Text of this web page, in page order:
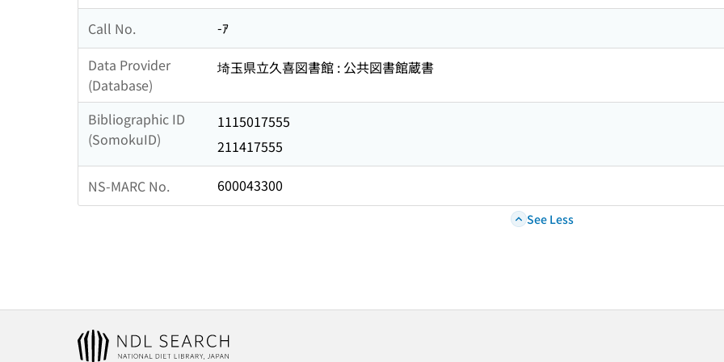
Call No.
-ｱ
Data Provider
(Database)
埼玉県立久喜図書館 : 公共図書館蔵書
Bibliographic ID
(SomokuID)
1115017555
211417555
NS-MARC No. 600043300
See Less